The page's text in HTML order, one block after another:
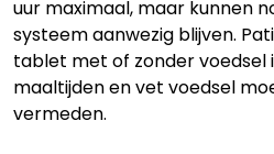
uur maximaal, maar kunnen
systeem aanwezig blijven.
tablet met of zonder voedsel
maaltijden en vet voedsel
vermeden.